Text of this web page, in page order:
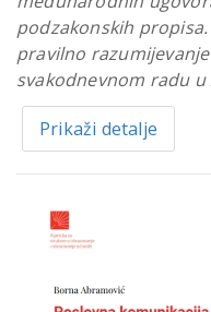
podzakonskih
pravilno
svakodnevnom radu
Prikaži detalje